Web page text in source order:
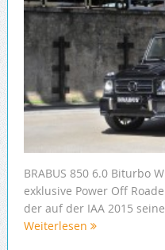
BRABUS 850 6.0 Biturbo
exklusive Power Off
der auf der IAA 2015
Weiterlesen